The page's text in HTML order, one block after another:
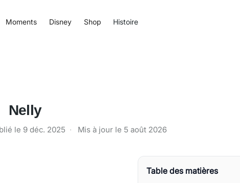
Moments Disney Shop Histoire
Nelly
le 9 déc. 2025 · Mis à jour le 5 août 2026
Table des matières